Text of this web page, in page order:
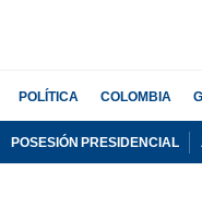
POLÍTICA COLOMBIA
POSESIÓN PRESIDENCIAL